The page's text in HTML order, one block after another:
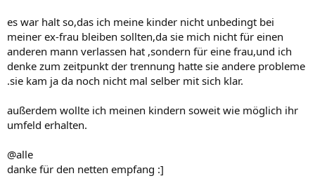
es war halt so,das ich meine kinder nicht unbedingt bei
meiner ex-frau bleiben sollten,da sie mich nicht für einen
anderen mann verlassen hat ,sondern für eine frau,und ich
denke zum zeitpunkt der trennung hatte sie andere probleme
.sie kam ja da noch nicht mal selber mit sich klar.
außerdem wollte ich meinen kindern soweit wie möglich ihr
umfeld erhalten.
@alle
danke für den netten empfang :]